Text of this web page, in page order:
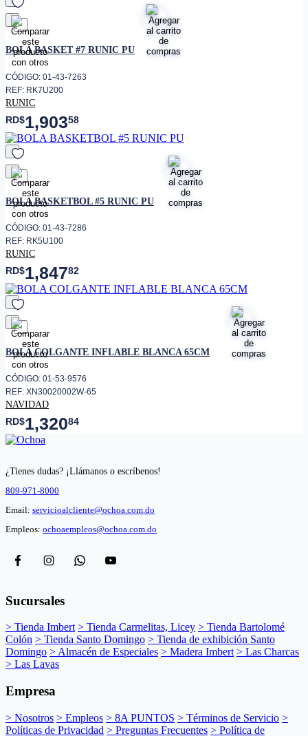
favorito
BOLA BASKET #7 RUNIC PU
CÓDIGO: 01-43-7263
REF: RK7U200
RUNIC
RD$1,90358
favorito
BOLA BASKETBOL #5 RUNIC PU
CÓDIGO: 01-43-7286
REF: RK5U100
RUNIC
RD$1,84782
favorito
BOLA COLGANTE INFLABLE BLANCA 65CM
CÓDIGO: 01-53-9576
REF: XN30020002W-65
NAVIDAD
RD$1,32084
¿Tienes dudas? ¡Llámanos o escríbenos!
809-971-8000
Email: servicioalcliente@ochoa.com.do
Empleos: ochoaempleos@ochoa.com.do
Sucursales
> Tienda Imbert > Tienda Carmelitas, Licey > Tienda Bartolomé
Colón > Tienda Santo Domingo > Tienda de exhibición Santo
Domingo > Almacén de Especiales > Madera Imbert > Las Charcas
> Las Lavas
Empresa
> Nosotros > Empleos > 8A PUNTOS > Términos de Servicio >
Políticas de Privacidad > Preguntas Frecuentes > Política de